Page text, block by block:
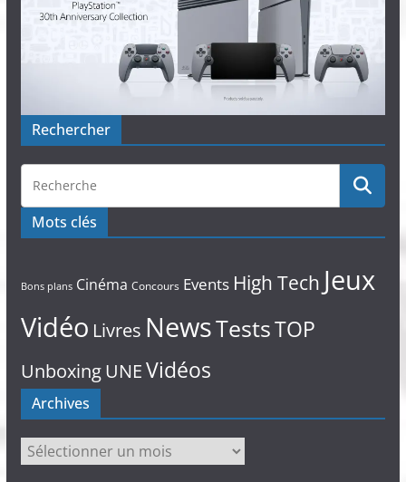
Rechercher
Mots clés
Bons plans Cinéma Concours Events High Tech Jeux
Vidéo Livres NewsTestsTOP
UnboxingUNEVidéos
Archives
Archives